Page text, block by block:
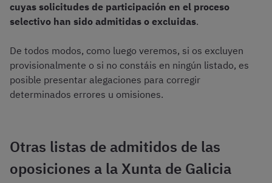
cuyas solicitudes de participación en el proceso
selectivo han sido admitidas o excluidas.
De todos modos, como luego veremos, si os excluyen
provisionalmente o si no constáis en ningún listado, es
posible presentar alegaciones para corregir
determinados errores u omisiones.
Otras listas de admitidos de las
oposiciones a la Xunta de Galicia